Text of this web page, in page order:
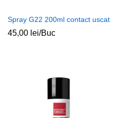
Spray G22 200ml contact uscat
45,00 lei/Buc